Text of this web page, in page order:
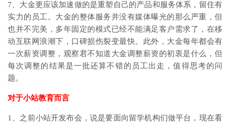
7、大金更应该加速做的是重塑自己的产品和服务体系，留住有
实力的员工。大金的整体服务并没有媒体曝光的那么严重，但
也并不完美，多年固定的模式已经不能满足客户需求了，在移
动互联网浪潮下，口碑损伤裂变最快。此外，大金每年都会有
一次薪资调整，观察君不知道大金调整薪资的初衷是什么，但
每次调整的结果是一批还算不错的员工出走，值得思考的问
题。
对于小站教育而言
1、之前小站开发布会，说是要面向留学机构们做平台，现在看